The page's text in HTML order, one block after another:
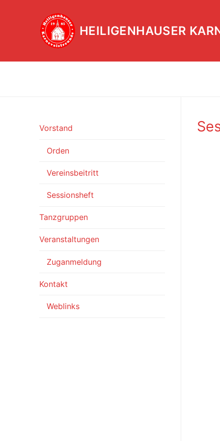
HEILIGENHAUSER
Vorstand
Orden
Vereinsbeitritt
Sessionsheft
Tanzgruppen
Veranstaltungen
Zuganmeldung
Kontakt
Weblinks